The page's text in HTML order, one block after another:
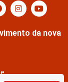
da nova